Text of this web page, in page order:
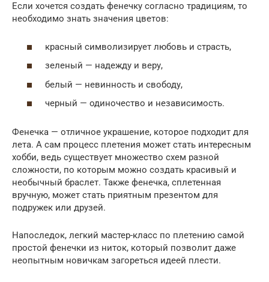
Если хочется создать фенечку согласно традициям, то
необходимо знать значения цветов:
красный символизирует любовь и страсть,
зеленый — надежду и веру,
белый — невинность и свободу,
черный — одиночество и независимость.
Фенечка — отличное украшение, которое подходит для
лета. А сам процесс плетения может стать интересным
хобби, ведь существует множество схем разной
сложности, по которым можно создать красивый и
необычный браслет. Также фенечка, сплетенная
вручную, может стать приятным презентом для
подружек или друзей.
Напоследок, легкий мастер-класс по плетению самой
простой фенечки из ниток, который позволит даже
неопытным новичкам загореться идеей плести.